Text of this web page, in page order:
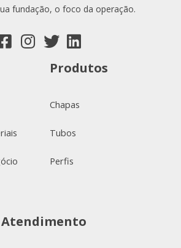
fundação, o foco da operação.
Produtos
Chapas
Tubos
Perfis
Atendimento